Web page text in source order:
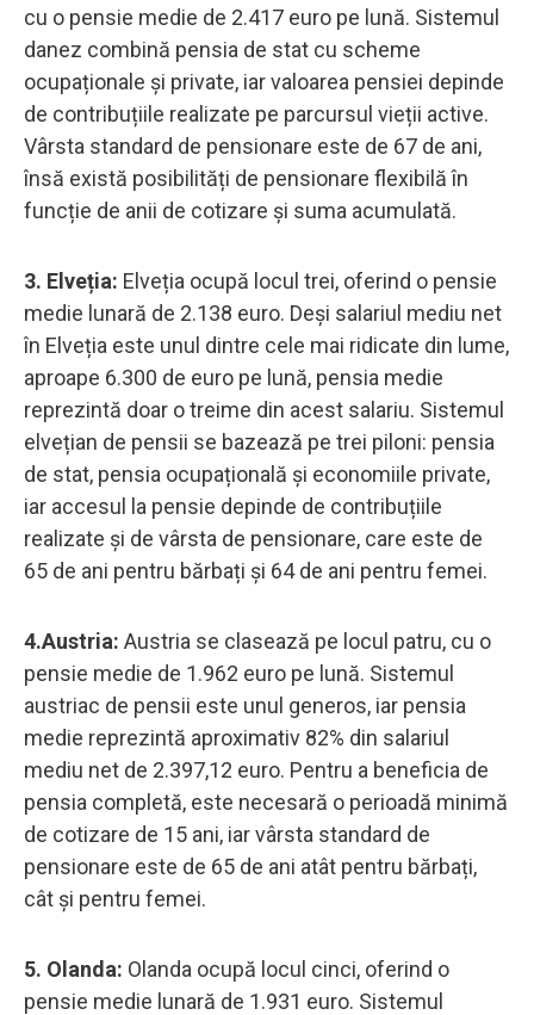
cu o pensie medie de 2.417 euro pe lună. Sistemul
danez combină pensia de stat cu scheme
ocupaționale și private, iar valoarea pensiei depinde
de contribuțiile realizate pe parcursul vieții active.
Vârsta standard de pensionare este de 67 de ani,
însă există posibilități de pensionare flexibilă în
funcție de anii de cotizare și suma acumulată.
3. Elveția: Elveția ocupă locul trei, oferind o pensie
medie lunară de 2.138 euro. Deși salariul mediu net
în Elveția este unul dintre cele mai ridicate din lume,
aproape 6.300 de euro pe lună, pensia medie
reprezintă doar o treime din acest salariu. Sistemul
elvețian de pensii se bazează pe trei piloni: pensia
de stat, pensia ocupațională și economiile private,
iar accesul la pensie depinde de contribuțiile
realizate și de vârsta de pensionare, care este de
65 de ani pentru bărbați și 64 de ani pentru femei.
4.Austria: Austria se clasează pe locul patru, cu o
pensie medie de 1.962 euro pe lună. Sistemul
austriac de pensii este unul generos, iar pensia
medie reprezintă aproximativ 82% din salariul
mediu net de 2.397,12 euro. Pentru a beneficia de
pensia completă, este necesară o perioadă minimă
de cotizare de 15 ani, iar vârsta standard de
pensionare este de 65 de ani atât pentru bărbați,
cât și pentru femei.
5. Olanda: Olanda ocupă locul cinci, oferind o
pensie medie lunară de 1.931 euro. Sistemul